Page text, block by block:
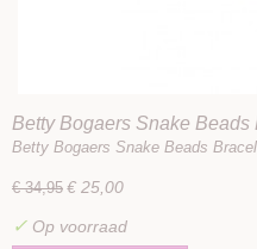
Betty Bogaers Snake
Betty Bogaers Snake Beads
€ 34,95 € 25,00
✓ Op voorraad